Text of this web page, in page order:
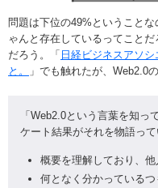
問題は下位の49%ということ
ゃんと存在しているってこと
だろう。「 日経ビジネスアソ
と。
」でも触れたが、Web2.0
「Web2.0という言葉を知 っ
ケート結果がそれを物語っ
概要を理解しており、
何となく分かっている